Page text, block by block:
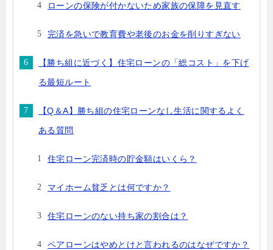
ローンの保険が付かないため家族の保障を見直す
完済を急いで教育費や老後のお金を削りすぎない
【勝ち組に近づく】住宅ローンの「総コスト」を下げ
る最短ルート
【Q＆A】勝ち組の住宅ローンなし生活に関するよく
ある質問
住宅ローン完済時の貯金額はいくら？
マイホーム貧乏とは何ですか？
住宅ローンのない持ち家の割合は？
ペアローンはやめとけと言われるのはなぜですか？